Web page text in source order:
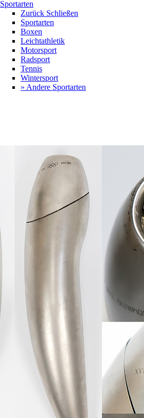
Sportarten
Zurück Schließen
Sportarten
Boxen
Leichtathletik
Motorsport
Radsport
Tennis
Wintersport
» Andere Sportarten